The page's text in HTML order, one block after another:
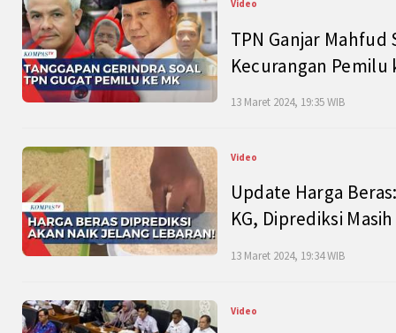
Video
TPN Ganjar Mahfud
Kecurangan Pemilu
13 Maret 2024, 19:35 WIB
Video
Update Harga
KG, Diprediksi
13 Maret 2024, 19:34 WIB
Video